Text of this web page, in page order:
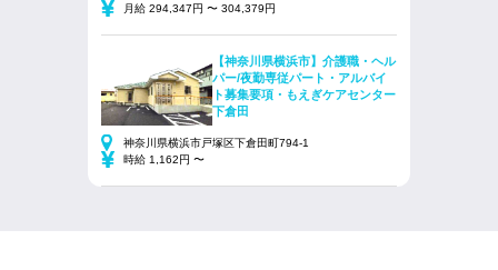
月給 294,347円 〜 304,379円
【神奈川県横浜市】介護職・ヘル
パー/夜勤専従パート・アルバイ
ト募集要項・もえぎケアセンター
下倉田
神奈川県横浜市戸塚区下倉田町794-1
時給 1,162円 〜